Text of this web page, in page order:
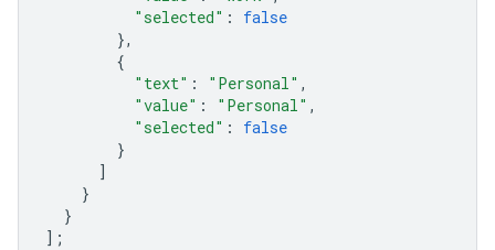
"selected" :
false
},
{
"text" : "Personal" ,
"value" : "Personal" ,
"selected" :
false
}
]
}
}
];